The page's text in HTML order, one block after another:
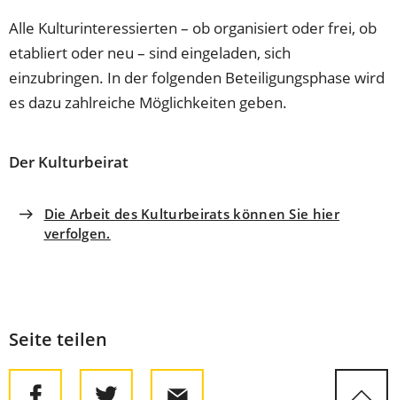
Alle Kulturinteressierten – ob organisiert oder frei, ob
etabliert oder neu – sind eingeladen, sich
einzubringen. In der folgenden Beteiligungsphase wird
es dazu zahlreiche Möglichkeiten geben.
Der Kulturbeirat
Die Arbeit des Kulturbeirats können Sie hier
verfolgen.
Seite teilen